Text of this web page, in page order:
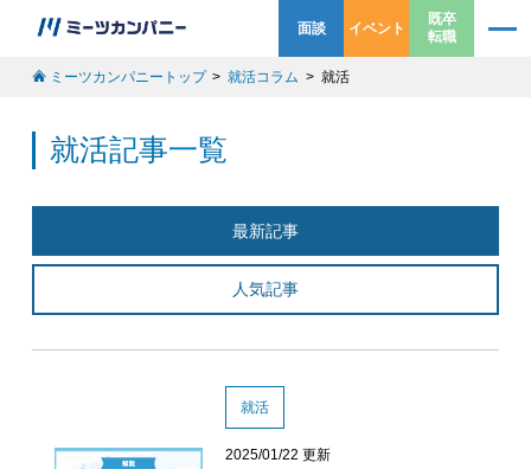
面談 イベント
既卒
転職
ミーツカンパニートップ 就活コラム 就活
就活記事一覧
最新記事
人気記事
就活
2025/01/22 更新